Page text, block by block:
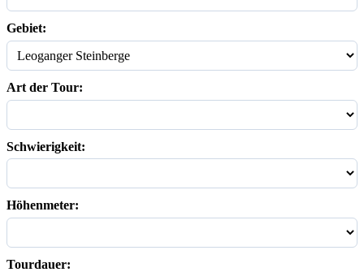
Gebiet:
Art der Tour:
Schwierigkeit:
Höhenmeter:
Tourdauer: